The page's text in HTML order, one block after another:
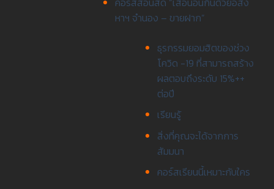
หาฯ จำนอง – ขายฝาก”
ธุรกรรมยอมฮิตของช่วง
โควิด -19 ที่สามารถสร้าง
ผลตอบถึงระดับ 15%++
ต่อปี
เรียนรู้
สิ่งที่คุณจะได้จากการ
สัมมนา
คอร์สเรียนนี้เหมาะกับใคร